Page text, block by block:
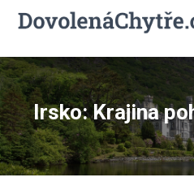
Irsko: Krajina